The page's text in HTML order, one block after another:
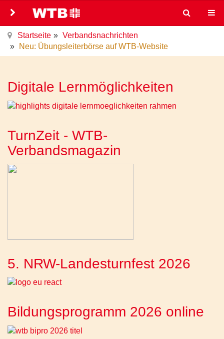
Startseite
Verbandsnachrichten
Neu: Übungsleiterbörse auf WTB-Website
Digitale Lernmöglichkeiten
TurnZeit - WTB-
Verbandsmagazin
5. NRW-Landesturnfest 2026
Bildungsprogramm 2026 online